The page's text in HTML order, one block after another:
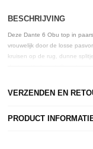
BESCHRIJVING
Deze Dante 6 Obu top in
vrouwelijk door de losse
kruisen op de rug, dunne
die heerlijk draagt.
VERZENDEN EN
PRODUCT